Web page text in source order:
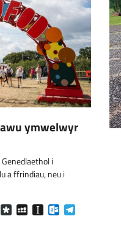
ymwelwyr
i
a ffrindiau, neu i
DiasporaMySpace
Instapaper
Outlook.com
Telegram